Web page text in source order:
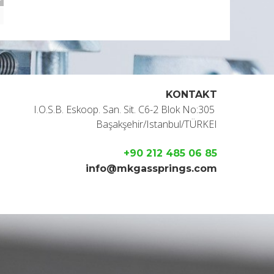
KONTAKT
I.O.S.B. Eskoop. San. Sit. C6-2 Blok No:305
Başakşehir/Istanbul/TÜRKEI
+90 212 485 06 85
info@mkgassprings.com